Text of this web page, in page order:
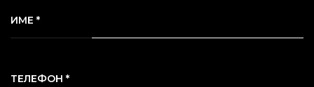
ИМЕ *
ТЕЛЕФОН *